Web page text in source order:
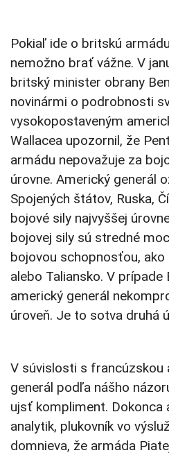
Pokiaľ ide o britskú
nemožno brať vážne. V
britský minister obrany
novinármi o podrobnosti
vysokopostaveným
Wallacea upozornil, že
armádu nepovažuje za
úrovne. Americký generál
Spojených štátov, Ruska,
bojové sily najvyššej
bojovej sily sú stredné
bojovou schopnosťou,
alebo Taliansko. V prípade
americký generál
úroveň. Je to sotva druhá
V súvislosti s francúzskou
generál podľa nášho
ujsť kompliment. Dokonca
analytik, plukovník vo
domnieva, že armáda